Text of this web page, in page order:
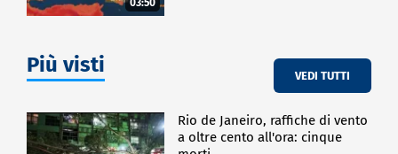
03:50
Più visti VEDI TUTTI
Rio de Janeiro, raffiche di vento
a oltre cento all'ora: cinque